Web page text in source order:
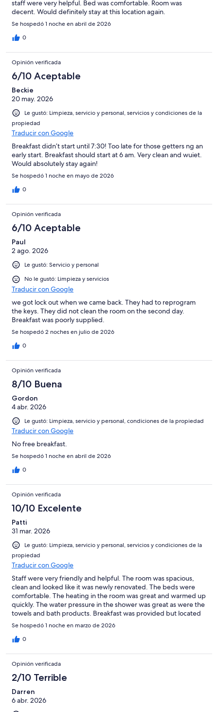
staff were very helpful. Bed was comfortable. Room was
decent. Would definitely stay at this location again.
Se hospedó 1 noche en abril de 2026
0
Opinión verificada
6/10 Aceptable
Beckie
20 may. 2026
Le gustó: Limpieza, servicio y personal, servicios y condiciones de la
propiedad
Traducir con Google
Breakfast didn’t start until 7:30! Too late for those getters ng an
early start. Breakfast should start at 6 am. Very clean and wuiet.
Would absolutely stay again!
Se hospedó 1 noche en mayo de 2026
0
Opinión verificada
6/10 Aceptable
Paul
2 ago. 2026
Le gustó: Servicio y personal
No le gustó: Limpieza y servicios
Traducir con Google
we got lock out when we came back. They had to reprogram
the keys. They did not clean the room on the second day.
Breakfast was poorly supplied.
Se hospedó 2 noches en julio de 2026
0
Opinión verificada
8/10 Buena
Gordon
4 abr. 2026
Le gustó: Limpieza, servicio y personal, condiciones de la propiedad
Traducir con Google
No free breakfast.
Se hospedó 1 noche en abril de 2026
0
Opinión verificada
10/10 Excelente
Patti
31 mar. 2026
Le gustó: Limpieza, servicio y personal, servicios y condiciones de la
propiedad
Traducir con Google
Staff were very friendly and helpful. The room was spacious,
clean and looked like it was newly renovated. The beds were
comfortable. The heating in the room was great and warmed up
quickly. The water pressure in the shower was great as were the
towels and bath products. Breakfast was provided but located
at a sister hotel across the road. We ate our own food so it wasn't
a huge inconvenience. Overall a great place and the price was
very reasonable.
Se hospedó 1 noche en marzo de 2026
0
Opinión verificada
2/10 Terrible
Darren
6 abr. 2026